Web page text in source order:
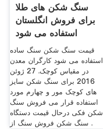
سنگ شکن های طلا
برای فروش انگلستان
استفاده می شود
قیمت سنگ شکن سنگ ساده
استفاده می شود کارگران معدن
در مقیاس کوچک. 27 ژوئن
2016 برای سنگ شکن سایز
های کوچک مور و چهارم مورد
استفاده قرار می فروش سنگ
شکن فکی درحال قیمت دستگاه
سنگ شکن فروش سنگ از .